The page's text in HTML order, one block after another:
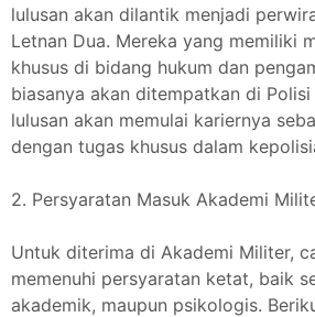
lulusan akan dilantik menjadi
Letnan Dua. Mereka yang memiliki
khusus di bidang hukum dan
biasanya akan ditempatkan di
lulusan akan memulai kariernya
dengan tugas khusus dalam
2. Persyaratan Masuk Akademi
Untuk diterima di Akademi Militer,
memenuhi persyaratan ketat, baik
akademik, maupun psikologis.